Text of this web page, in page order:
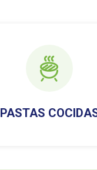
PASTAS